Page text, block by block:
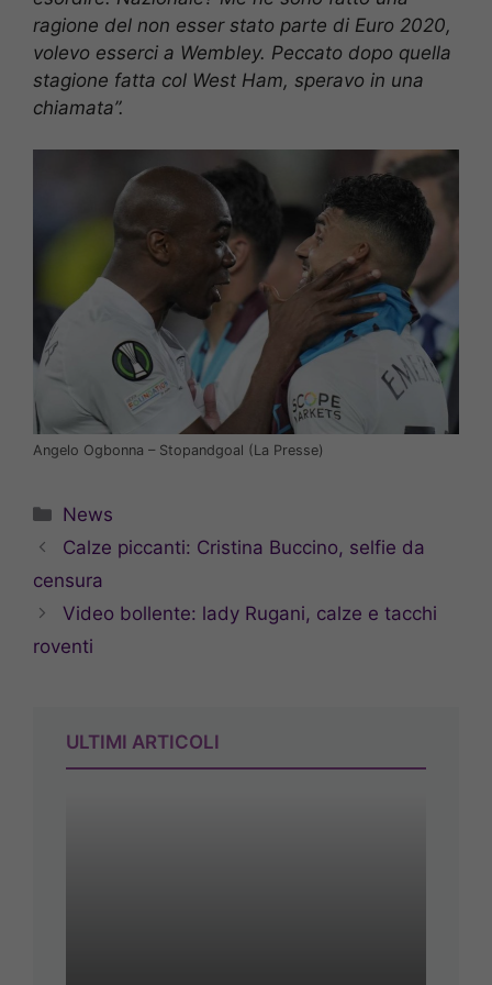
ragione del non esser stato parte di Euro 2020,
volevo esserci a Wembley. Peccato dopo quella
stagione fatta col West Ham, speravo in una
chiamata”.
Angelo Ogbonna – Stopandgoal (La Presse)
Categorie
News
Calze piccanti: Cristina Buccino, selfie da
censura
Video bollente: lady Rugani, calze e tacchi
roventi
ULTIMI ARTICOLI